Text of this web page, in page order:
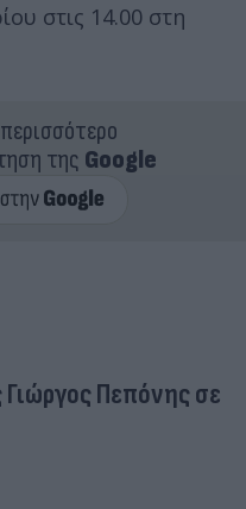
στις 14.00 στη
της Google
Πεπόνης σε